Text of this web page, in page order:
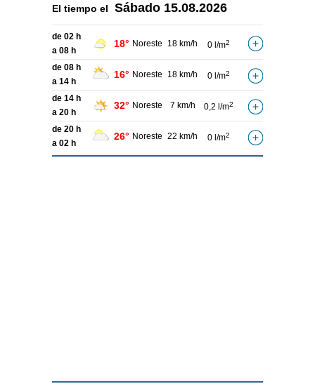
El tiempo el Sábado 15.08.2026
de 02 h
a 08 h
18° Noreste 18 km/h 0 l/m2
de 08 h
a 14 h
16° Noreste 18 km/h 0 l/m2
de 14 h
a 20 h
32° Noreste 7 km/h 0,2 l/m2
de 20 h
a 02 h
26° Noreste 22 km/h 0 l/m2